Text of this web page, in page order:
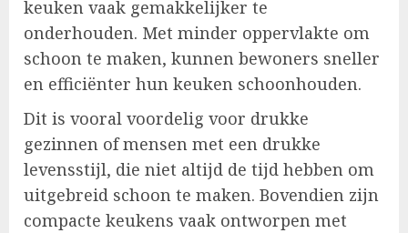
keuken vaak gemakkelijker te
onderhouden. Met minder oppervlakte om
schoon te maken, kunnen bewoners sneller
en efficiënter hun keuken schoonhouden.
Dit is vooral voordelig voor drukke
gezinnen of mensen met een drukke
levensstijl, die niet altijd de tijd hebben om
uitgebreid schoon te maken. Bovendien zijn
compacte keukens vaak ontworpen met